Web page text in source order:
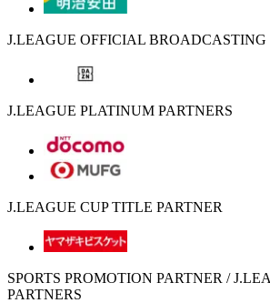
J.LEAGUE OFFICIAL BROADCASTING
J.LEAGUE PLATINUM PARTNERS
J.LEAGUE CUP TITLE PARTNER
SPORTS PROMOTION PARTNER /
PARTNERS